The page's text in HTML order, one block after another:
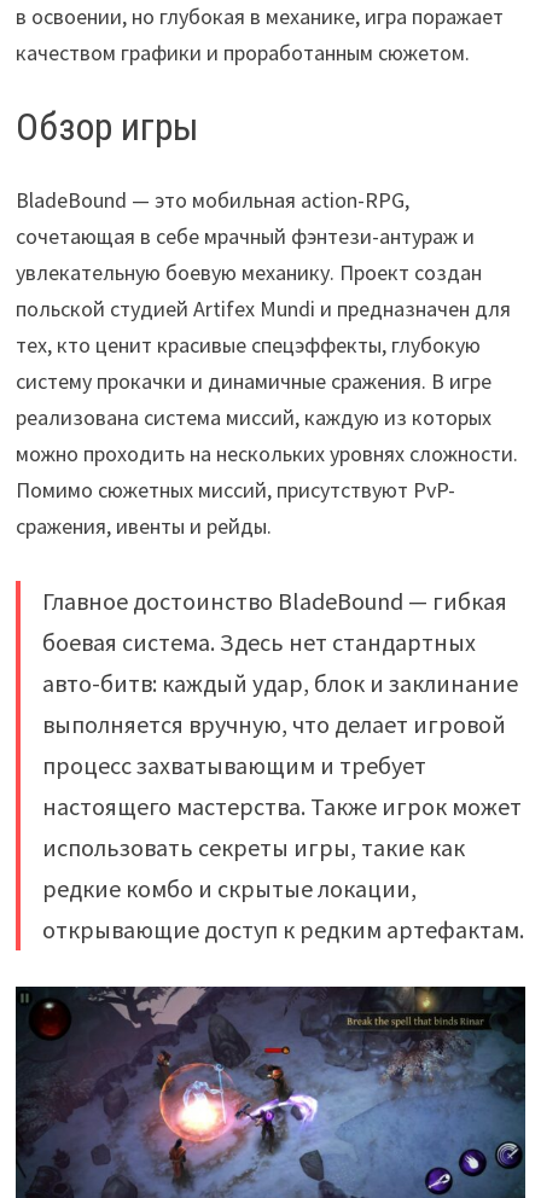
в освоении, но глубокая в механике, игра поражает
качеством графики и проработанным сюжетом.
Обзор игры
BladeBound — это мобильная action-RPG,
сочетающая в себе мрачный фэнтези-антураж и
увлекательную боевую механику. Проект создан
польской студией Artifex Mundi и предназначен для
тех, кто ценит красивые спецэффекты, глубокую
систему прокачки и динамичные сражения. В игре
реализована система миссий, каждую из которых
можно проходить на нескольких уровнях сложности.
Помимо сюжетных миссий, присутствуют PvP-
сражения, ивенты и рейды.
Главное достоинство BladeBound — гибкая
боевая система. Здесь нет стандартных
авто-битв: каждый удар, блок и заклинание
выполняется вручную, что делает игровой
процесс захватывающим и требует
настоящего мастерства. Также игрок может
использовать секреты игры, такие как
редкие комбо и скрытые локации,
открывающие доступ к редким артефактам.